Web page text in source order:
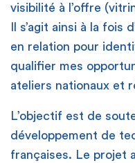
visibilité à l’offre
Il s’agit ainsi à la fois
en relation pour
qualifier mes
ateliers nationaux et
L’objectif est de
développement de
françaises. Le projet